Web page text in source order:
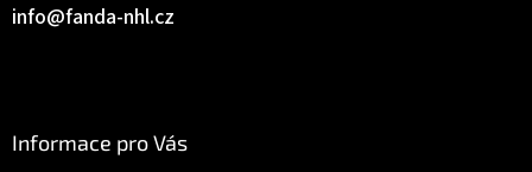
info@fanda-nhl.cz
Informace pro Vás